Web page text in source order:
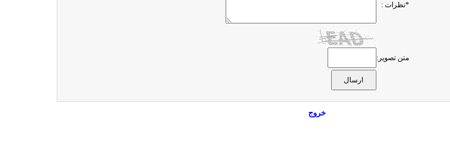
*نظرات :
متن تصویر:
خروج